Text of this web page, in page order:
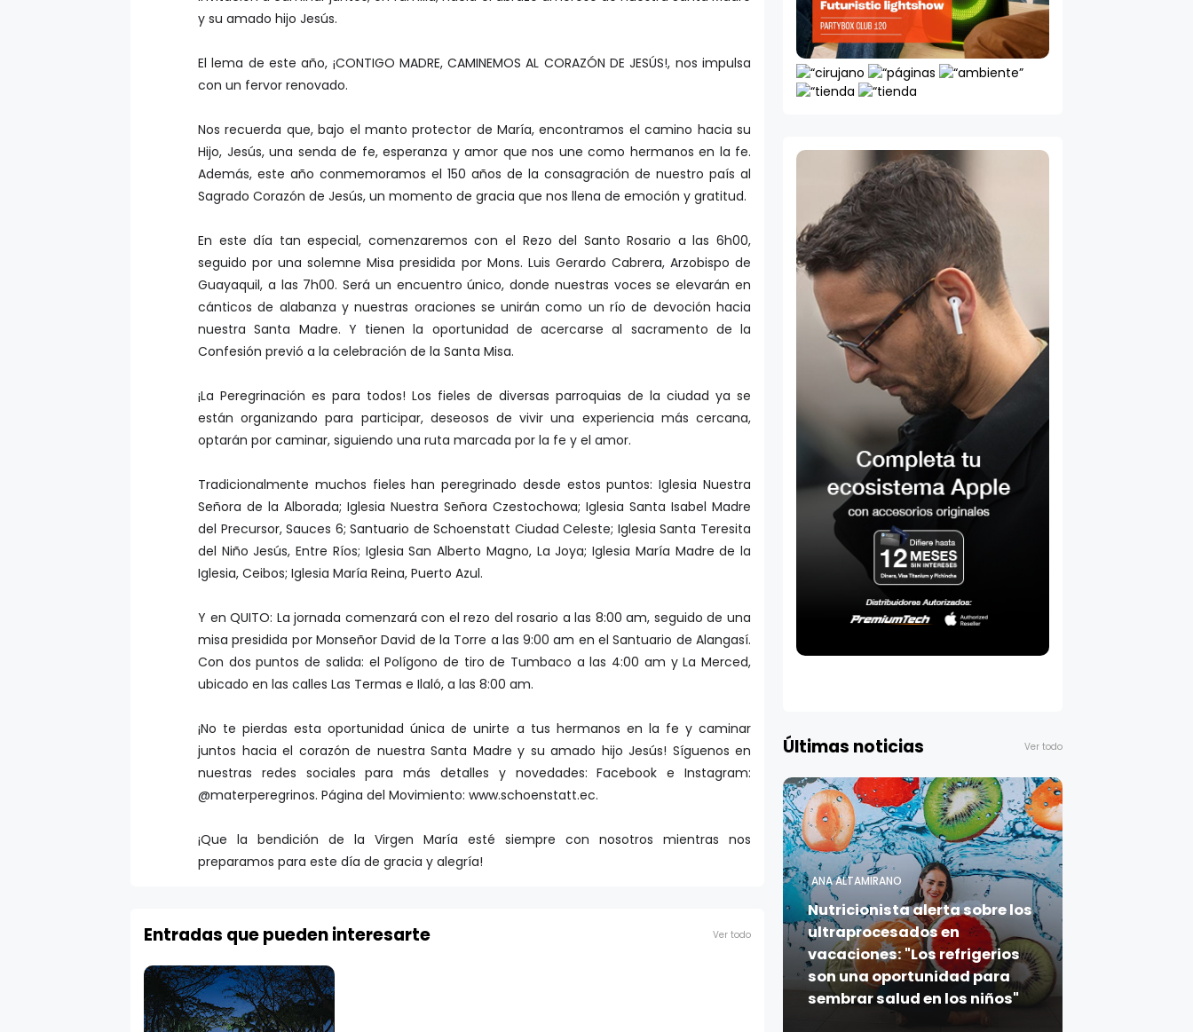
y su amado hijo Jesús.
El lema de este año, ¡CONTIGO MADRE, CAMINEMOS AL CORAZÓN DE JESÚS!, nos impulsa
con un fervor renovado.
Nos recuerda que, bajo el manto protector de María, encontramos el camino hacia su
Hijo, Jesús, una senda de fe, esperanza y amor que nos une como hermanos en la fe.
Además, este año conmemoramos el 150 años de la consagración de nuestro país al
Sagrado Corazón de Jesús, un momento de gracia que nos llena de emoción y gratitud.
En este día tan especial, comenzaremos con el Rezo del Santo Rosario a las 6h00,
seguido por una solemne Misa presidida por Mons. Luis Gerardo Cabrera, Arzobispo de
Guayaquil, a las 7h00. Será un encuentro único, donde nuestras voces se elevarán en
cánticos de alabanza y nuestras oraciones se unirán como un río de devoción hacia
nuestra Santa Madre. Y tienen la oportunidad de acercarse al sacramento de la
Confesión previó a la celebración de la Santa Misa.
¡La Peregrinación es para todos! Los fieles de diversas parroquias de la ciudad ya se
están organizando para participar, deseosos de vivir una experiencia más cercana,
optarán por caminar, siguiendo una ruta marcada por la fe y el amor.
Tradicionalmente muchos fieles han peregrinado desde estos puntos: Iglesia Nuestra
Señora de la Alborada; Iglesia Nuestra Señora Czestochowa; Iglesia Santa Isabel Madre
del Precursor, Sauces 6; Santuario de Schoenstatt Ciudad Celeste; Iglesia Santa Teresita
del Niño Jesús, Entre Ríos; Iglesia San Alberto Magno, La Joya; Iglesia María Madre de la
Iglesia, Ceibos; Iglesia María Reina, Puerto Azul.
Y en QUITO: La jornada comenzará con el rezo del rosario a las 8:00 am, seguido de una
misa presidida por Monseñor David de la Torre a las 9:00 am en el Santuario de Alangasí.
Con dos puntos de salida: el Polígono de tiro de Tumbaco a las 4:00 am y La Merced,
ubicado en las calles Las Termas e Ilaló, a las 8:00 am.
¡No te pierdas esta oportunidad única de unirte a tus hermanos en la fe y caminar
juntos hacia el corazón de nuestra Santa Madre y su amado hijo Jesús! Síguenos en
nuestras redes sociales para más detalles y novedades: Facebook e Instagram:
@materperegrinos. Página del Movimiento: www.schoenstatt.ec.
¡Que la bendición de la Virgen María esté siempre con nosotros mientras nos
preparamos para este día de gracia y alegría!
Entradas que pueden interesarte Ver todo
Últimas noticias Ver todo
ANA ALTAMIRANO
Nutricionista alerta sobre los
ultraprocesados en
vacaciones: "Los refrigerios
son una oportunidad para
sembrar salud en los niños"